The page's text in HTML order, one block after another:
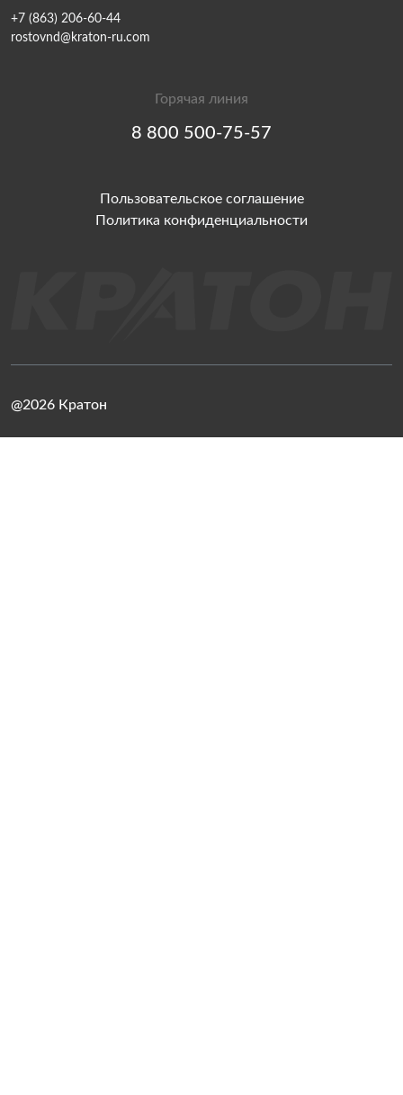
+7 (863) 206-60-44
rostovnd@kraton-ru.com
Горячая линия
8 800 500-75-57
Пользовательское соглашение
Политика конфиденциальности
@2026 Кратон